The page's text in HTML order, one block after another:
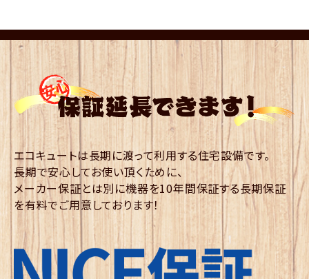
エコキュートは長期に渡って利用する住宅設備です。
長期で安心してお使い頂くために、
メーカー保証とは別に機器を10年間保証する長期保証
を有料でご用意しております！